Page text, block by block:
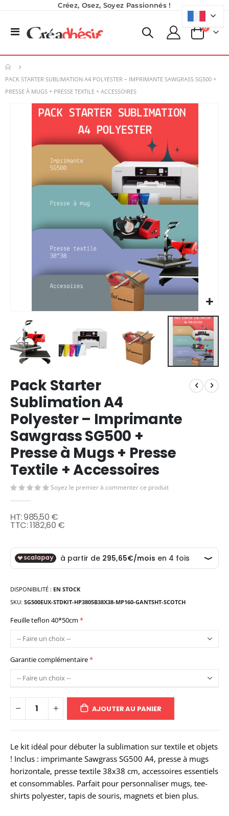
Créez, Osez, Soyez Passionnés !
Basculer
Panier
0produits
PACK STARTER SUBLIMATION A4 POLYESTER – IMPRIMANTE SAWGRASS SG500 +
PRESSE À MUGS + PRESSE TEXTILE + ACCESSOIRES
to
the
beginning
of
the
images
gallery
Pack Starter
Sublimation A4
Polyester – Imprimante
Sawgrass SG500 +
Presse à Mugs + Presse
Textile + Accessoires
Soyez le premier à commenter ce produit
1 182,60 €
985,50 €
DISPONIBILITÉ : EN STOCK
SKU SG500EUX-STDKIT-HP3805B38X38-MP160-GANTSHT-SCOTCH
Feuille teflon 40*50cm
Garantie complémentaire
AJOUTER AU PANIER
Le kit idéal pour débuter la sublimation sur textile et objets
! Inclus : imprimante Sawgrass SG500 A4, presse à mugs
horizontale, presse textile 38x38 cm, accessoires essentiels
et consommables. Parfait pour personnaliser mugs, tee-
shirts polyester, tapis de souris, magnets et bien plus.